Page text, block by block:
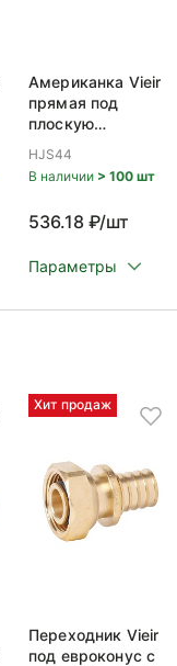
Американка Vieir
прямая под
плоскую
3/4x3/4
HJS44
В наличии > 100 шт
536.18 ₽/шт
Параметры
Хит продаж
Переходник Vieir
под евроконус с